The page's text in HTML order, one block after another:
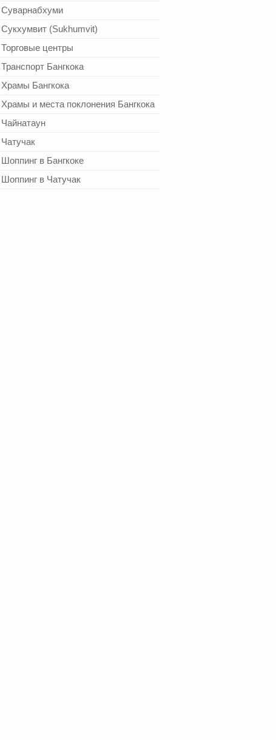
Суварнабхуми
Сукхумвит (Sukhumvit)
Торговые центры
Транспорт Бангкока
Храмы Бангкока
Храмы и места поклонения Бангкока
Чайнатаун
Чатучак
Шоппинг в Бангкоке
Шоппинг в Чатучак